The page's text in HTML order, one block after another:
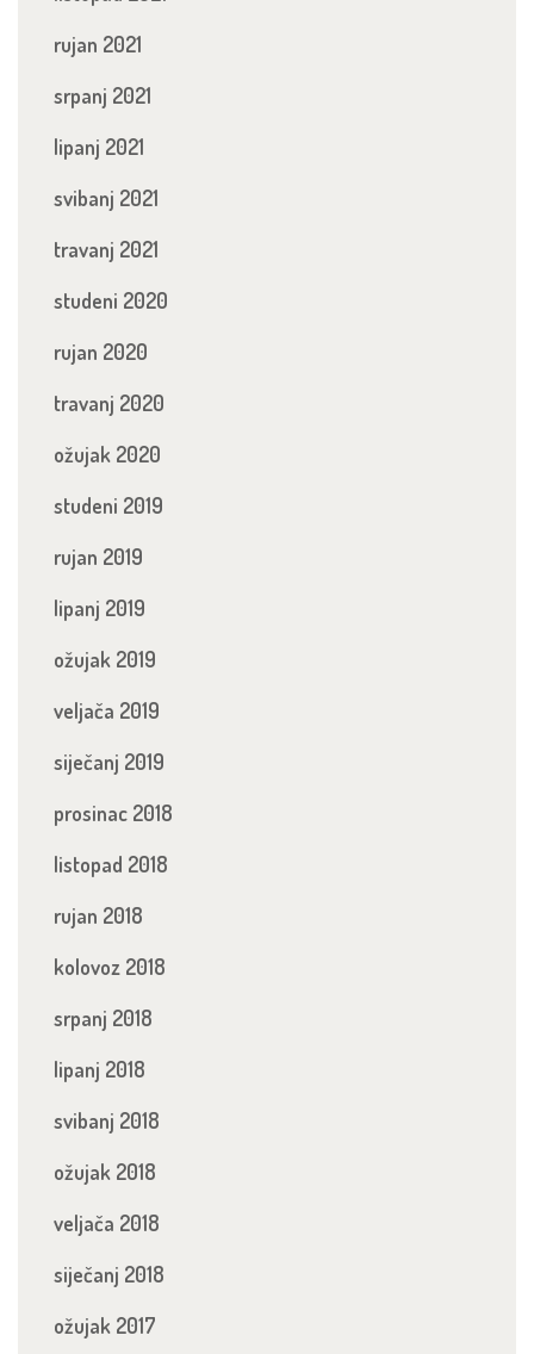
rujan 2021
srpanj 2021
lipanj 2021
svibanj 2021
travanj 2021
studeni 2020
rujan 2020
travanj 2020
ožujak 2020
studeni 2019
rujan 2019
lipanj 2019
ožujak 2019
veljača 2019
siječanj 2019
prosinac 2018
listopad 2018
rujan 2018
kolovoz 2018
srpanj 2018
lipanj 2018
svibanj 2018
ožujak 2018
veljača 2018
siječanj 2018
ožujak 2017